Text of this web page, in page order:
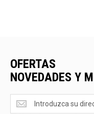
OFERTAS
NOVEDADES Y
Ofertas
<br>Novedades